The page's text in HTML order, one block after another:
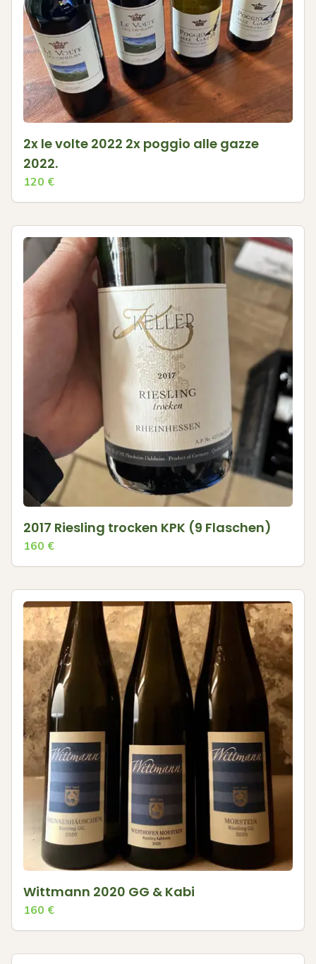
2x le volte 2022 2x poggio alle gazze
2022.
120 €
2017 Riesling trocken KPK (9 Flaschen)
160 €
Wittmann 2020 GG & Kabi
160 €